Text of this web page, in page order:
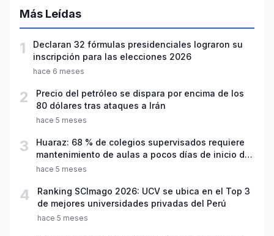
Más Leídas
1
Declaran 32 fórmulas presidenciales lograron su
inscripción para las elecciones 2026
hace 6 meses
2
Precio del petróleo se dispara por encima de los
80 dólares tras ataques a Irán
hace 5 meses
3
Huaraz: 68 % de colegios supervisados requiere
mantenimiento de aulas a pocos días de inicio del
año escolar 2026
hace 5 meses
4
Ranking SCImago 2026: UCV se ubica en el Top 3
de mejores universidades privadas del Perú
hace 5 meses